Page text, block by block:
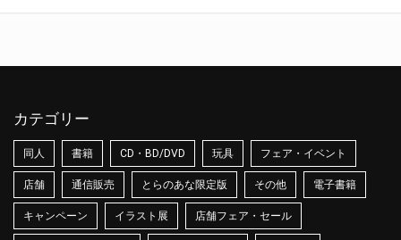
カテゴリー
同人 書籍 CD・BD/DVD 玩具 フェア・イベント
店舗 通信販売 とらのあな限定版 その他 電子書籍
キャンペーン イラスト展 店舗フェア・セール